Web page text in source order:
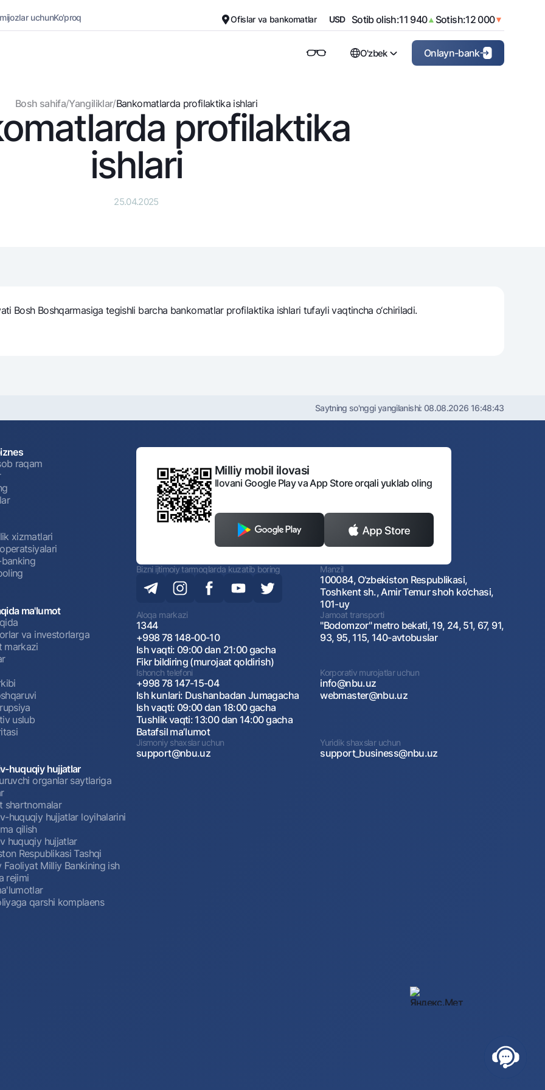
uchun
omonat
Kartalar
Bepul
Premial
Sayohatchiga
Shaxsiy ma'lumotlarni qayta ishlashga rozilik berish
Aloqa markazi
uchunKo'proq Ofislar va bankomatlar
USD
Sotib olish:11 940▲ Sotish:12 000▼
Oq-qora versiya
Ovozni yoqish
O'zbek Onlayn-bank
Bosh sahifa/Yangiliklar/Bankomatlarda profilaktika ishlari
profilaktika
ishlari
25.04.2025
Bosh Boshqarmasiga tegishli barcha bankomatlar profilaktika ishlari tufayli vaqtincha o‘chiriladi.
Saytning so'nggi yangilanishi: 08.08.2026 16:48:43
raqam
xizmatlari
ma'lumot
va investorlarga
markazi
uslub
huquqiy hujjatlar
organlar saytlariga
shartnomalar
huquqiy hujjatlar loyihalarini
qilish
huquqiy hujjatlar
Respublikasi Tashqi
Faoliyat Milliy Bankining ish
rejimi
qarshi komplaens
Milliy mobil ilovasi
Ilovani Google Play va App Store orqali yuklab oling
Bizni ijtimoiy tarmoqlarda kuzatib boring Manzil
100084, O‘zbekiston Respublikasi,
Toshkent sh., Amir Temur shoh ko‘chasi,
101-uy
Aloqa markazi
1344
+998 78 148-00-10
Ish vaqti: 09:00 dan 21:00 gacha
Fikr bildiring (murojaat qoldirish)
Jamoat transporti
"Bodomzor" metro bekati, 19, 24, 51, 67, 91,
93, 95, 115, 140-avtobuslar
Ishonch telefoni
+998 78 147-15-04
Ish kunlari: Dushanbadan Jumagacha
Ish vaqti: 09:00 dan 18:00 gacha
Tushlik vaqti: 13:00 dan 14:00 gacha
Batafsil maʼlumot
Korporativ murojatlar uchun
info@nbu.uz
webmaster@nbu.uz
Jismoniy shaxslar uchun
support@nbu.uz
Yuridik shaxslar uchun
support_business@nbu.uz